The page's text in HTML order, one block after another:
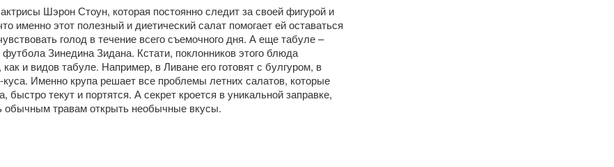
Шэрон Стоун, которая постоянно следит за своей фигурой и
именно этот полезный и диетический салат помогает ей оставаться
голод в течение всего съемочного дня. А еще табуле –
Зинедина Зидана. Кстати, поклонников этого блюда
и видов табуле. Например, в Ливане его готовят с булгуром, в
Именно крупа решает все проблемы летних салатов, которые
быстро текут и портятся. А секрет кроется в уникальной заправке,
обычным травам открыть необычные вкусы.